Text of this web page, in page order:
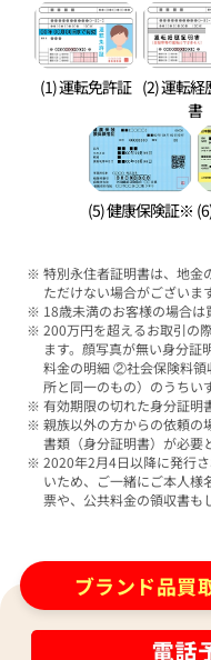
(1) 運転免許証 (2) 運転経
書
(5) 健康保険証※
特別永住者証明書は、地金
ただけない場合がございます
18歳未満のお客様の場合は
200万円を超えるお取引の
ます。顔写真が無い身分
料金の明細 ②社会保険料
所と同一のもの）のうちい
有効期限の切れた身分証明
親族以外の方からの依頼の
書類（身分証明書）が必要
2020年2月4日以降に発行
いため、ご一緒にご本人様
票や、公共料金の領収書も
ブランド品買